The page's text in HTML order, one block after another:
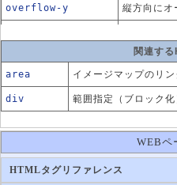
overflow-y 縦方向にオ
縦（垂直
z-index ボックスの
left 基点の左辺
right 基点の右辺
top 基点の上辺
関連する
area イメージマップのリ
div 範囲指定（ブロック化
WEBペ
HTMLタグリファレンス